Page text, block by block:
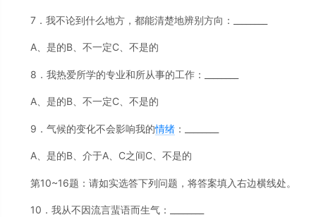
7．我不论到什么地方，都能清楚地辨别方向：________
A、是的B、不一定C、不是的
8．我热爱所学的专业和所从事的工作：________
A、是的B、不一定C、不是的
9．气候的变化不会影响我的情绪 ：________
A、是的B、介于A、C之间C、不是的
第10~16题：请如实选答下列问题，将答案填入右边横线处。
10．我从不因流言蜚语而生气：________